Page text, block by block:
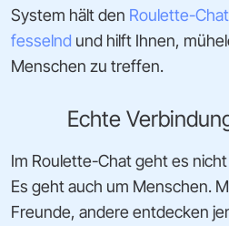
System hält den Roulette-
fesselnd und hilft Ihnen,
Menschen zu treffen.
Echte
Im Roulette-Chat geht es
Es geht auch um Menschen.
Freunde, andere entdecken